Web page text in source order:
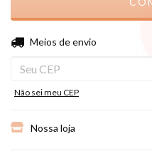
Entregas para o CEP:
Meios de envio
Não sei meu CEP
Nossa loja